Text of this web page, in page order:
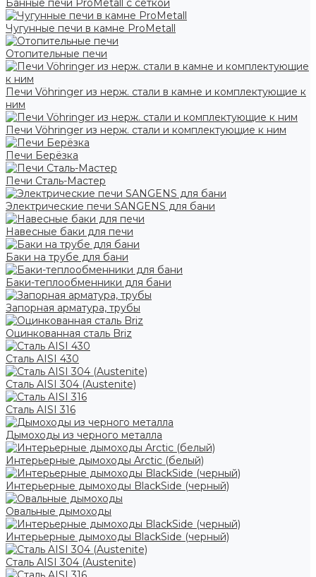
Банные печи ProMetall с сеткой
Чугунные печи в камне ProMetall
Отопительные печи
Печи Vöhringer из нерж. стали в камне и комплектующие к
ним
Печи Vöhringer из нерж. стали и комплектующие к ним
Печи Берёзка
Печи Сталь-Мастер
Электрические печи SANGENS для бани
Навесные баки для печи
Баки на трубе для бани
Баки-теплообменники для бани
Запорная арматура, трубы
Оцинкованная сталь Briz
Сталь AISI 430
Сталь AISI 304 (Austenite)
Сталь AISI 316
Дымоходы из черного металла
Интерьерные дымоходы Arctic (белый)
Интерьерные дымоходы BlackSide (черный)
Овальные дымоходы
Интерьерные дымоходы BlackSide (черный)
Сталь AISI 304 (Austenite)